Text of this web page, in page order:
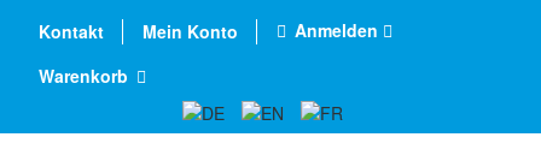
Kontakt Mein Konto
Anmelden
Warenkorb